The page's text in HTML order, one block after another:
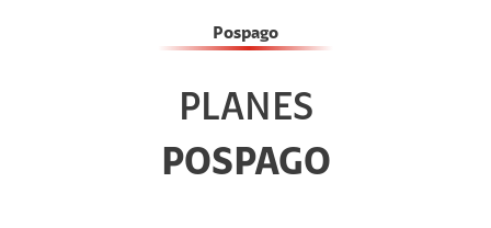
Pospago
PLANES
POSPAGO